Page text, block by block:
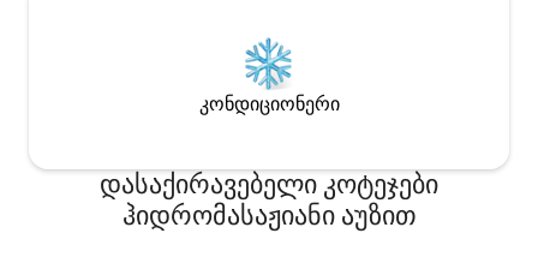
კონდიციონერი
დასაქირავებელი კოტეჯები
ჰიდრომასაჟიანი აუზით